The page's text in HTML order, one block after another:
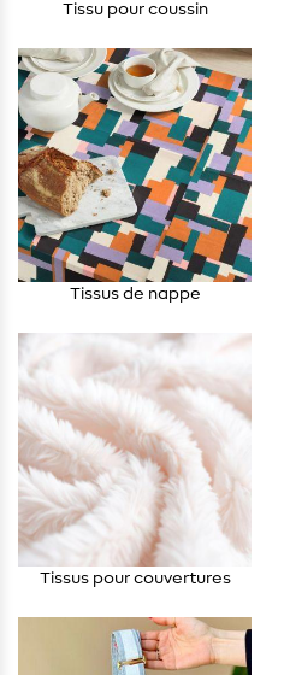
Tissu pour coussin
Tissus de nappe
Tissus pour couvertures